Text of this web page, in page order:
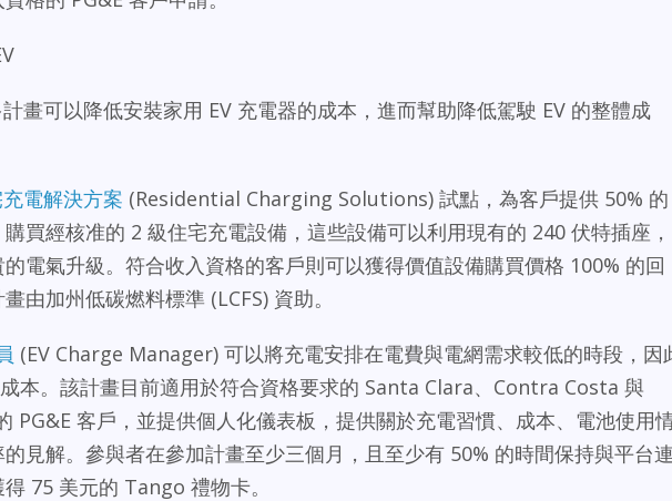
畫可以降低安裝家用 EV 充電器的成本，進而幫助降低駕駛 EV 的整體成
電解決方案 (Residential Charging Solutions) 試點，為客戶提供 50% 的
買經核准的 2 級住宅充電設備，這些設備可以利用現有的 240 伏特插座，
電氣升級。符合收入資格的客戶則可以獲得價值設備購買價格 100% 的回
由加州低碳燃料標準 (LCFS) 資助。
(EV Charge Manager) 可以將充電安排在電費與電網需求較低的時段，因
本。該計畫目前適用於符合資格要求的 Santa Clara、Contra Costa 與
PG&E 客戶，並提供個人化儀表板，提供關於充電習慣、成本、電池使用
見解。參與者在參加計畫至少三個月，且至少有 50% 的時間保持與平台
75 美元的 Tango 禮物卡。